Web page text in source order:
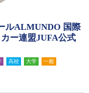
ルALMUNDO 国際
ー連盟JUFA公式
高校 大学
一般